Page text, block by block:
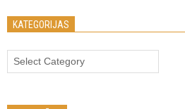
KATEGORIJAS
Kategorijas